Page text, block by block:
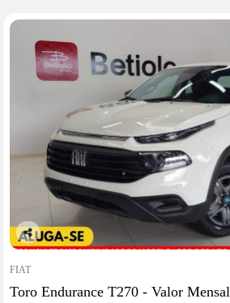
Co
artil
he
FIAT
Toro Endurance T270 - Valor Mensal